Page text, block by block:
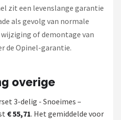
zit een levenslange garantie
als gevolg van normale
of demontage van
de Opinel-garantie.
overige
3-delig - Snoeimes –
€ 55,71. Het gemiddelde voor